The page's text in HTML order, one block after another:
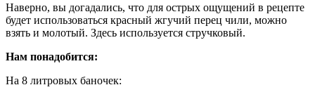
Наверно, вы догадались, что для острых ощущений в рецепте
будет использоваться красный жгучий перец чили, можно
взять и молотый. Здесь используется стручковый.
Нам понадобится:
На 8 литровых баночек: